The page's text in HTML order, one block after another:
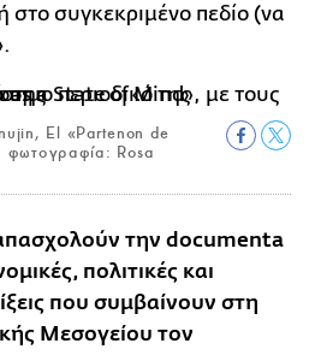
στο συγκεκριμένο πεδίο (να
El «Partenon de
Rosa
την documenta
πολιτικές και
που συμβαίνουν στη
Μεσογείου τον